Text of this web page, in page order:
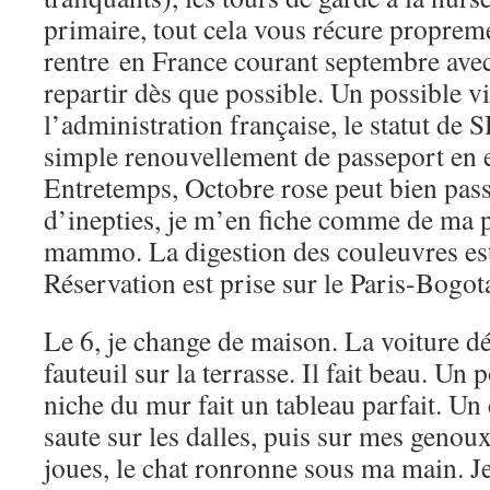
primaire, tout cela vous récure
rentre en France courant septembre
repartir dès que possible. Un possible
l’administration française, le statut de
simple renouvellement de passeport
Entretemps, Octobre rose peut bien
d’inepties, je m’en fiche comme de
mammo. La digestion des couleuvres
Réservation est prise sur le Paris-
Le 6, je change de maison. La voiture
fauteuil sur la terrasse. Il fait beau. Un
niche du mur fait un tableau parfait.
saute sur les dalles, puis sur mes
joues, le chat ronronne sous ma main.